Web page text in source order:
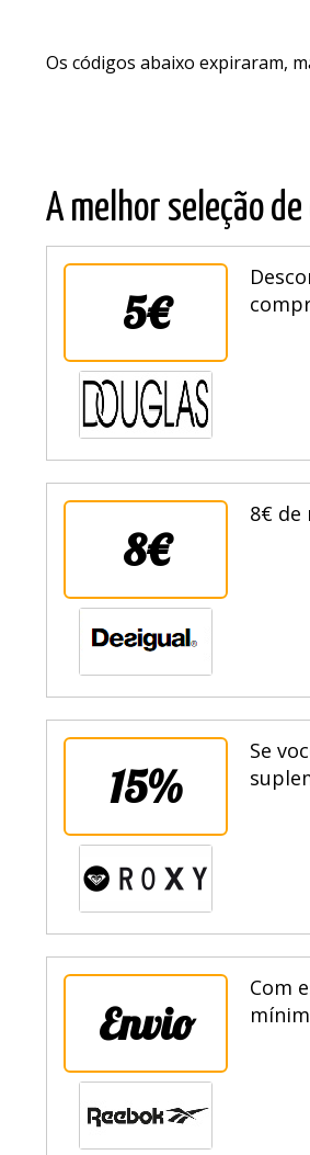
Os códigos abaixo expiraram,
A melhor seleção
5€
8€
8€ de
15%
Se
Envio
Com